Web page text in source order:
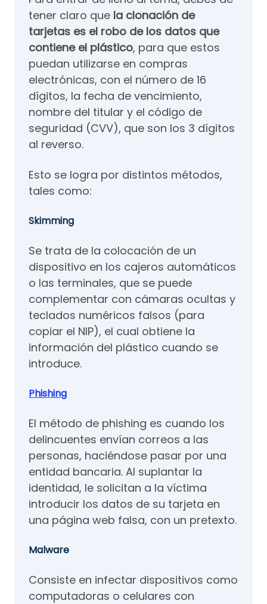
tener claro que la clonación de
tarjetas es el robo de los datos que
contiene el plástico, para que estos
puedan utilizarse en compras
electrónicas, con el número de 16
dígitos, la fecha de vencimiento,
nombre del titular y el código de
seguridad (CVV), que son los 3 dígitos
al reverso.
Esto se logra por distintos métodos,
tales como:
Skimming
Se trata de la colocación de un
dispositivo en los cajeros automáticos
o las terminales, que se puede
complementar con cámaras ocultas y
teclados numéricos falsos (para
copiar el NIP), el cual obtiene la
información del plástico cuando se
introduce.
Phishing
El método de phishing es cuando los
delincuentes envían correos a las
personas, haciéndose pasar por una
entidad bancaria. Al suplantar la
identidad, le solicitan a la víctima
introducir los datos de su tarjeta en
una página web falsa, con un pretexto.
Malware
Consiste en infectar dispositivos como
computadoras o celulares con